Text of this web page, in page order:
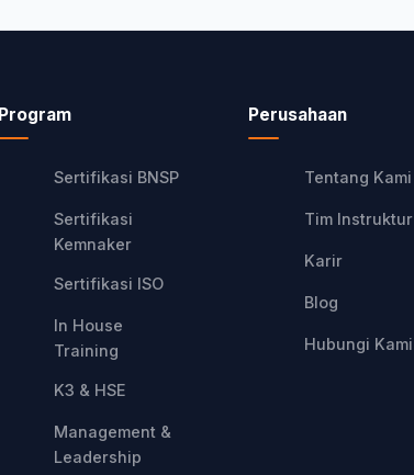
Program
Sertifikasi BNSP
Sertifikasi
Kemnaker
Sertifikasi ISO
In House
Training
K3 & HSE
Management &
Leadership
Perusahaan
Tentang Kami
Tim Instruktur
Karir
Blog
Hubungi Kami